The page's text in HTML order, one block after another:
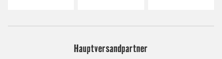
Hauptversandpartner